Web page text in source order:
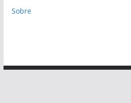
Sobre